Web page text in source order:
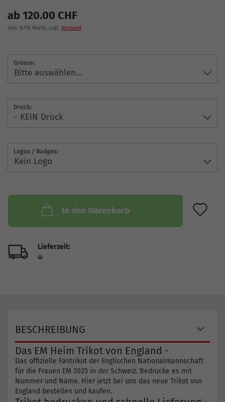
ab 120.00 CHF
inkl. 8.1% MwSt. zzgl. Versand
Grösse:
Druck:
Logos / Badges:
In den Warenkorb
Lieferzeit:
BESCHREIBUNG
Das EM Heim Trikot von England -
Das offizielle Fantrikot der Englischen Nationalmannschaft
für die Frauen EM 2025 in der Schweiz. Bedrucke es mit
Nummer und Name. Hier jetzt bei uns das neue Trikot von
England bestellen und kaufen.